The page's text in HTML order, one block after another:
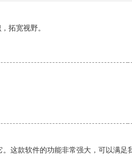
拓宽视野。
这款软件的功能非常强大，可以满足